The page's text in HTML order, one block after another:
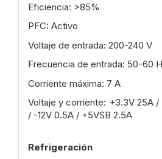
Eficiencia: >85%
PFC: Activo
Voltaje de entrada: 200-240 V
Frecuencia de entrada: 50-60
Corriente máxima: 7 A
Voltaje y corriente: +3.3V 25A /
/ -12V 0.5A / +5VSB 2.5A
Refrigeración